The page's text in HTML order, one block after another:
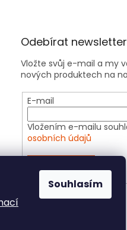
Souhlasím
Odebírat newsletter
Vložte svůj e-mail a my
nových produktech na
E-mail
Vložením e-mailu
osobních údajů